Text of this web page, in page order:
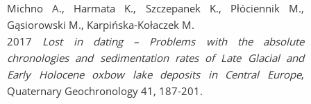
Michno A., Harmata K., Szczepanek K., Płóciennik M.,
Gąsiorowski M., Karpińska-Kołaczek M.
2017 Lost in dating – Problems with the absolute
chronologies and sedimentation rates of Late Glacial and
Early Holocene oxbow lake deposits in Central Europe,
Quaternary Geochronology 41, 187-201.